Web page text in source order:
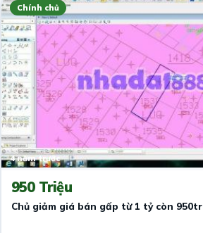
Chính chủ
4 năm trước
950 Triệu
Chủ giảm giá bán gấp từ 1 tỷ còn 950tr